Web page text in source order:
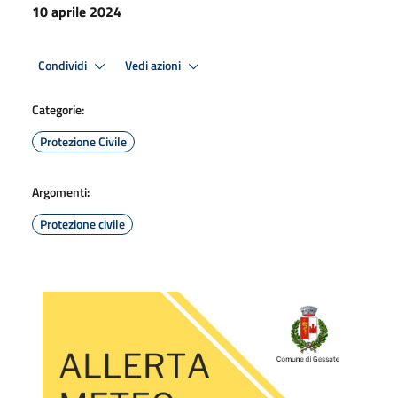
10 aprile 2024
Condividi Vedi azioni
Categorie:
Protezione Civile
Argomenti:
Protezione civile